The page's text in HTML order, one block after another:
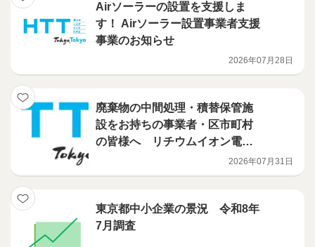
Airソーラーの設置を支援しま
す！ Airソーラー設置事業者支援
事業のお知らせ
2026年07月28日
廃棄物の中間処理・積替保管施
設をお持ちの事業者・区市町村
の皆様へ リチウムイオン電池
火災対策を、都が支援します
（電池検知機・火災検知機等の
2026年07月31日
東京都中小企業の景況 令和8年
7月調査